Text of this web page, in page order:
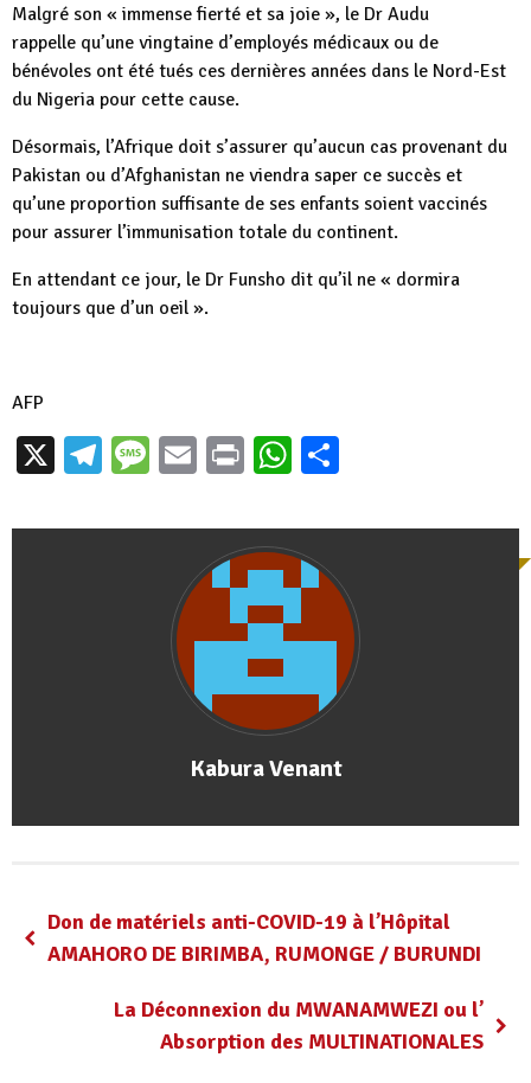
Malgré son « immense fierté et sa joie », le Dr Audu
rappelle qu’une vingtaine d’employés médicaux ou de
bénévoles ont été tués ces dernières années dans le Nord-Est
du Nigeria pour cette cause.
Désormais, l’Afrique doit s’assurer qu’aucun cas provenant du
Pakistan ou d’Afghanistan ne viendra saper ce succès et
qu’une proportion suffisante de ses enfants soient vaccinés
pour assurer l’immunisation totale du continent.
En attendant ce jour, le Dr Funsho dit qu’il ne « dormira
toujours que d’un oeil ».
AFP
X Telegram
Message
EmailPrintWhatsApp
Kabura Venant
Don de matériels anti-COVID-19 à l’Hôpital
AMAHORO DE BIRIMBA, RUMONGE / BURUNDI
La Déconnexion du MWANAMWEZI ou l’
Absorption des MULTINATIONALES